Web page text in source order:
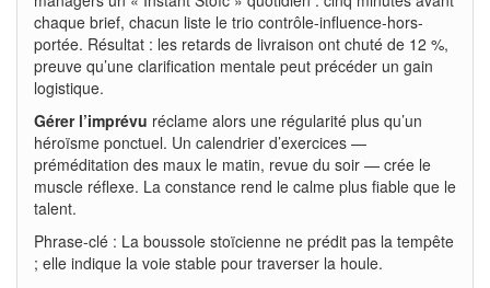
chaque brief, chacun liste le trio contrôle-influence-hors-
portée. Résultat : les retards de livraison ont chuté de 12 %,
preuve qu’une clarification mentale peut précéder un gain
logistique.
Gérer l’imprévu réclame alors une régularité plus qu’un
héroïsme ponctuel. Un calendrier d’exercices —
préméditation des maux le matin, revue du soir — crée le
muscle réflexe. La constance rend le calme plus fiable que le
talent.
Phrase-clé : La boussole stoïcienne ne prédit pas la tempête
; elle indique la voie stable pour traverser la houle.